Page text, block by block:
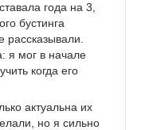
года на 3,
бустинга
рассказывали.
я мог в начале
когда его
актуальна их
но я сильно